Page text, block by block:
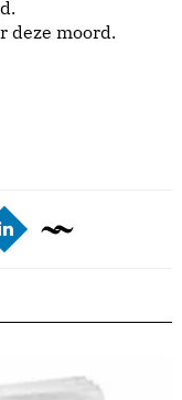
deze moord.